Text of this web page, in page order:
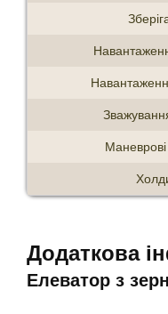
Додаткова
Елеватор з